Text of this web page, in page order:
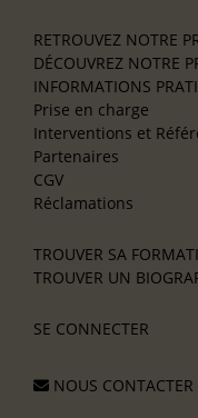
RETROUVEZ NOTRE
DÉCOUVREZ NOTRE
INFORMATIONS
Prise en charge
Interventions et
Partenaires
CGV
Réclamations
TROUVER SA
TROUVER UN
SE CONNECTER
NOUS CONTACTER